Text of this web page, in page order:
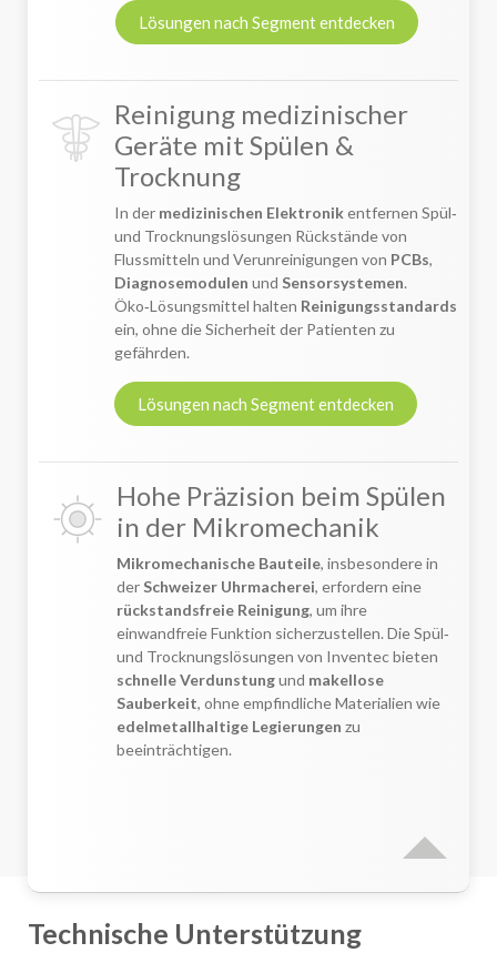
Lösungen nach Segment entdecken
Reinigung medizinischer
Geräte mit Spülen &
Trocknung
In der medizinischen Elektronikentfernen Spül‑
und Trocknungslösungen Rückstände von
Flussmitteln und Verunreinigungen von PCBs,
Diagnosemodulen und Sensorsystemen.
Öko‑Lösungsmittel halten Reinigungsstandards
ein, ohne die Sicherheit der Patienten zu
gefährden.
Lösungen nach Segment entdecken
Hohe Präzision beim Spülen
in der Mikromechanik
Mikromechanische Bauteile, insbesondere in
der Schweizer Uhrmacherei, erfordern eine
rückstandsfreie Reinigung, um ihre
einwandfreie Funktion sicherzustellen. Die Spül‑
und Trocknungslösungen von Inventec bieten
schnelle Verdunstungund makellose
Sauberkeit, ohne empfindliche Materialien wie
edelmetallhaltige Legierungen zu
beeinträchtigen.
Technische Unterstützung